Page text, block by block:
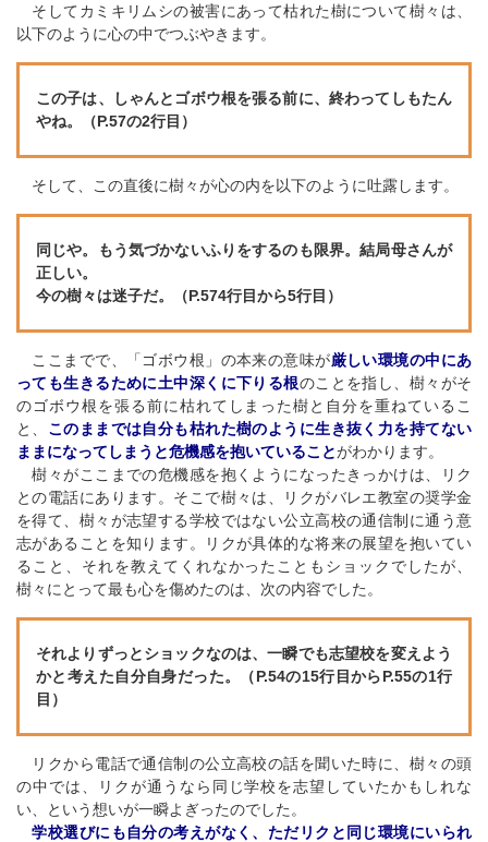
そしてカミキリムシの被害にあって枯れた樹について樹々は、
以下のように心の中でつぶやきます。
この子は、しゃんとゴボウ根を張る前に、終わってしもたん
やね。（P.57の2行目）
そして、この直後に樹々が心の内を以下のように吐露します。
同じや。もう気づかないふりをするのも限界。結局母さんが
正しい。
今の樹々は迷子だ。（P.574行目から5行目）
ここまでで、「ゴボウ根」の本来の意味が厳しい環境の中にあ
っても生きるために土中深くに下りる根のことを指し、樹々がそ
のゴボウ根を張る前に枯れてしまった樹と自分を重ねているこ
と、 このままでは自分も枯れた樹のように生き抜く力を持てない
ままになってしまうと危機感を抱いていることがわかります。
樹々がここまでの危機感を抱くようになったきっかけは、リク
との電話にあります。そこで樹々は、リクがバレエ教室の奨学金
を得て、樹々が志望する学校ではない公立高校の通信制に通う意
志があることを知ります。リクが具体的な将来の展望を抱いてい
ること、それを教えてくれなかったこともショックでしたが、
樹々にとって最も心を傷めたのは、次の内容でした。
それよりずっとショックなのは、一瞬でも志望校を変えよう
かと考えた自分自身だった。（P.54の15行目からP.55の1行
目）
リクから電話で通信制の公立高校の話を聞いた時に、樹々の頭
の中では、リクが通うなら同じ学校を志望していたかもしれな
い、という想いが一瞬よぎったのでした。
学校選びにも自分の考えがなく、ただリクと同じ環境にいられ